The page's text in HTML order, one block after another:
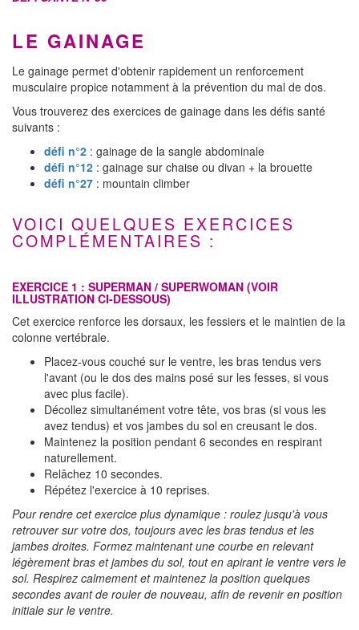
LE GAINAGE
Le gainage permet d'obtenir rapidement un renforcement
musculaire propice notamment à la prévention du mal de dos.
Vous trouverez des exercices de gainage dans les défis santé
suivants :
défi n°2 : gainage de la sangle abdominale
défi n°12 : gainage sur chaise ou divan + la brouette
défi n°27 : mountain climber
VOICI QUELQUES EXERCICES
COMPLÉMENTAIRES :
EXERCICE 1 : SUPERMAN / SUPERWOMAN (VOIR
ILLUSTRATION CI-DESSOUS)
Cet exercice renforce les dorsaux, les fessiers et le maintien de la
colonne vertébrale.
Placez-vous couché sur le ventre, les bras tendus vers
l'avant (ou le dos des mains posé sur les fesses, si vous
avec plus facile).
Décollez simultanément votre tête, vos bras (si vous les
avez tendus) et vos jambes du sol en creusant le dos.
Maintenez la position pendant 6 secondes en respirant
naturellement.
Relâchez 10 secondes.
Répétez l'exercice à 10 reprises.
Pour rendre cet exercice plus dynamique : roulez jusqu'à vous
retrouver sur votre dos, toujours avec les bras tendus et les
jambes droites. Formez maintenant une courbe en relevant
légèrement bras et jambes du sol, tout en apirant le ventre vers le
sol. Respirez calmement et maintenez la position quelques
secondes avant de rouler de nouveau, afin de revenir en position
initiale sur le ventre.